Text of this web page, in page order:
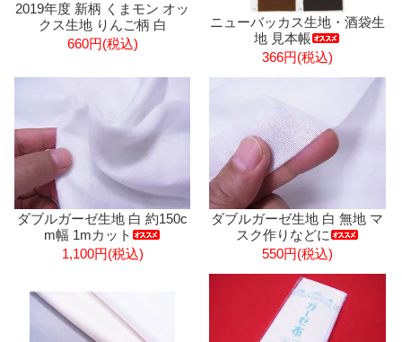
2019年度 新柄 くまモン オッ
クス生地 りんご柄 白
660円(税込)
ニューバッカス生地・酒袋生
地 見本帳
366円(税込)
ダブルガーゼ生地 白 約150c
m幅 1mカット
1,100円(税込)
ダブルガーゼ生地 白 無地 マ
スク作りなどに
550円(税込)